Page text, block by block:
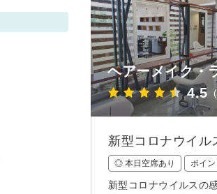
ヘアーメイク・
4.5
新型コロナウイル
◎ 本日空席あり ポイ
新型コロナウイルスの